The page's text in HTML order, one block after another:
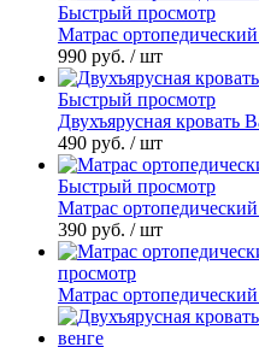
Быстрый просмотр
Матрас
990 руб. / шт
Быстрый просмотр
Двухъярусная кровать
490 руб. / шт
Быстрый просмотр
Матрас
390 руб. / шт
просмотр
Матрас